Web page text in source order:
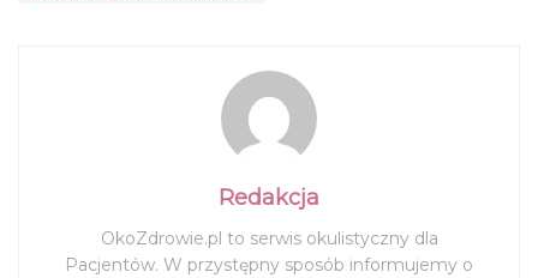
Redakcja
OkoZdrowie.pl to serwis okulistyczny dla
Pacjentów. W przystępny sposób informujemy o